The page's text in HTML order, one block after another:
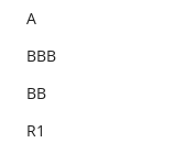
A
BBB
BB
R1